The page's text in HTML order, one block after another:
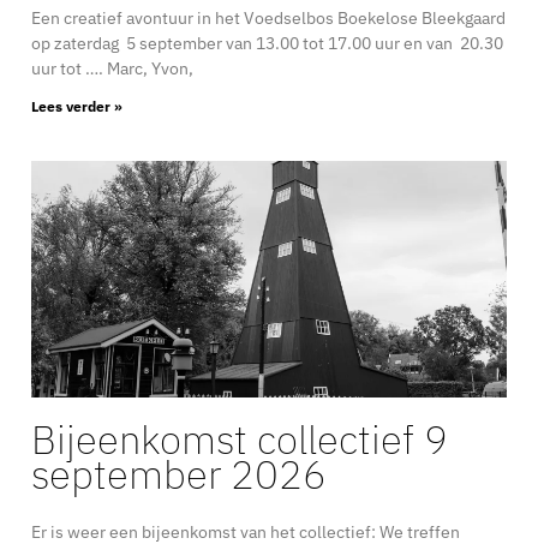
Een creatief avontuur in het Voedselbos Boekelose Bleekgaard
op zaterdag 5 september van 13.00 tot 17.00 uur en van 20.30
uur tot …. Marc, Yvon,
Lees verder »
Bijeenkomst collectief 9
september 2026
Er is weer een bijeenkomst van het collectief: We treffen